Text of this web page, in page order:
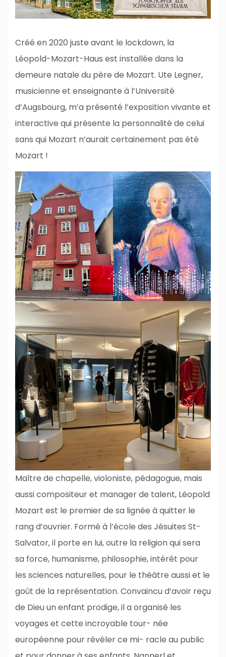
Créé en 2020 juste avant le lockdown, la
Léopold-Mozart-Haus est installée dans la
demeure natale du père de Mozart. Ute Legner,
musicienne et enseignante à l’Université
d’Augsbourg, m’a présenté l’exposition vivante et
interactive qui présente la personnalité de celui
sans qui Mozart n’aurait certainement pas été
Mozart !
Maître de chapelle, violoniste, pédagogue, mais
aussi compositeur et manager de talent, Léopold
Mozart est le premier de sa lignée à quitter le
rang d’ouvrier. Formé à l’école des Jésuites St-
Salvator, il porte en lui, outre la religion qui sera
sa force, humanisme, philosophie, intérêt pour
les sciences naturelles, pour le théâtre aussi et le
goût de la représentation. Convaincu d’avoir reçu
de Dieu un enfant prodige, il a organisé les
voyages et cette incroyable tour- née
européenne pour révéler ce mi- racle au public